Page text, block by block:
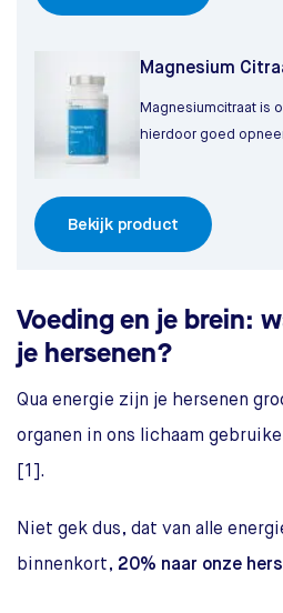
Magnesium
Magnesiumcitraat is
hierdoor goed
Bekijk product
Voeding en je brein:
je hersenen?
Qua energie zijn je hersenen
organen in ons lichaam
[1].
Niet gek dus, dat van alle
binnenkort, 20% naar onze